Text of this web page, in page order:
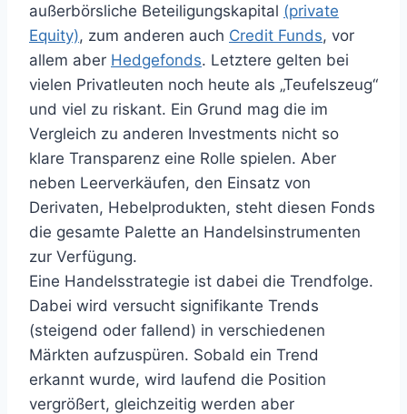
außerbörsliche Beteiligungskapital (private
Equity), zum anderen auch Credit Funds, vor
allem aber Hedgefonds. Letztere gelten bei
vielen Privatleuten noch heute als „Teufelszeug“
und viel zu riskant. Ein Grund mag die im
Vergleich zu anderen Investments nicht so
klare Transparenz eine Rolle spielen. Aber
neben Leerverkäufen, den Einsatz von
Derivaten, Hebelprodukten, steht diesen Fonds
die gesamte Palette an Handelsinstrumenten
zur Verfügung.
Eine Handelsstrategie ist dabei die Trendfolge.
Dabei wird versucht signifikante Trends
(steigend oder fallend) in verschiedenen
Märkten aufzuspüren. Sobald ein Trend
erkannt wurde, wird laufend die Position
vergrößert, gleichzeitig werden aber